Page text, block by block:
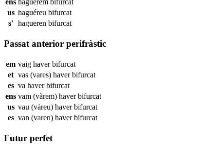
ens haguérem bifurcat
us haguéreu bifurcat
s' hagueren bifurcat
Passat anterior perifràstic
em vaig haverbifurcat
et vas (vares) haverbifurcat
es va haverbifurcat
ens vam (vàrem) haverbifurcat
us vau (vàreu) haverbifurcat
es van (varen) haverbifurcat
Futur perfet